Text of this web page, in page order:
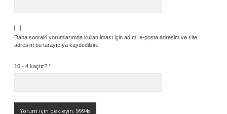
Daha sonraki yorumlarımda kullanılması için adım, e-posta adresim ve site
adresim bu tarayıcıya kaydedilsin.
10 - 4 kaçtır? *